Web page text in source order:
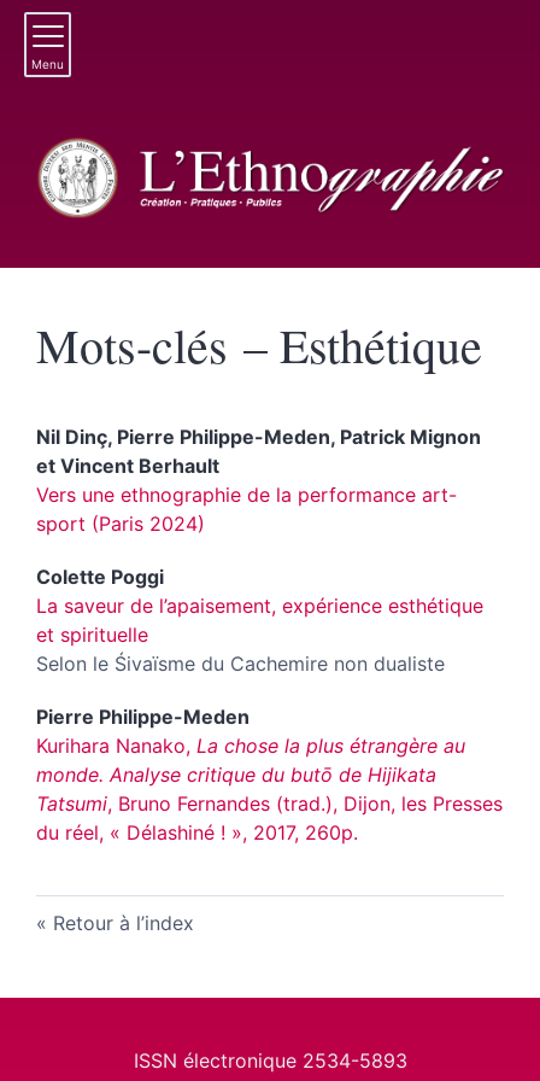
Menu
Mots-clés – Esthétique
Nil Dinç, Pierre Philippe-Meden, Patrick Mignon
et Vincent Berhault
Vers une ethnographie de la performance art-
sport (Paris 2024)
Colette Poggi
La saveur de l’apaisement, expérience esthétique
et spirituelle
Selon le Śivaïsme du Cachemire non dualiste
Pierre Philippe-Meden
Kurihara Nanako, La chose la plus étrangère au
monde. Analyse critique du butō de Hijikata
Tatsumi, Bruno Fernandes (trad.), Dijon, les Presses
du réel, « Délashiné ! », 2017, 260p.
Retour à l’index
ISSN électronique 2534-5893